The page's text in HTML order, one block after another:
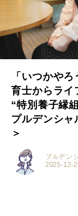
「いつかや
育士からライ
“特別養子縁
プルデンシ
＞
2025-12-
プルデン